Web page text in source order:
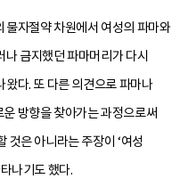
물자절약 차원에서 여성의 파마와
금지했던 파마머리가 다시
왔다. 또 다른 의견으로 파마나
방향을 찾아가는 과정으로써
것은 아니라는 주장이 ‘여성
나기도 했다.